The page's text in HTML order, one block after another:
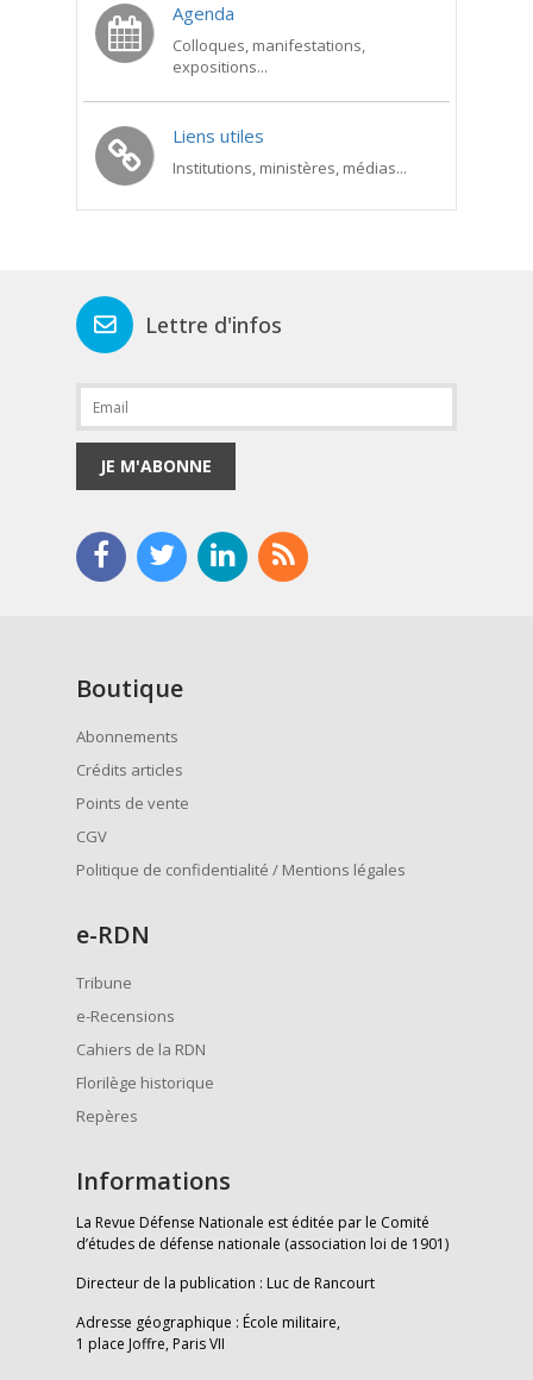
Agenda
Colloques, manifestations,
expositions...
Liens utiles
Institutions, ministères, médias...
Lettre d'infos
JE M'ABONNE
Boutique
Abonnements
Crédits articles
Points de vente
CGV
Politique de confidentialité / Mentions légales
e-RDN
Tribune
e-Recensions
Cahiers de la RDN
Florilège historique
Repères
Informations
La Revue Défense Nationale est éditée par le Comité
d’études de défense nationale (association loi de 1901)
Directeur de la publication : Luc de Rancourt
Adresse géographique : École militaire,
1 place Joffre, Paris VII